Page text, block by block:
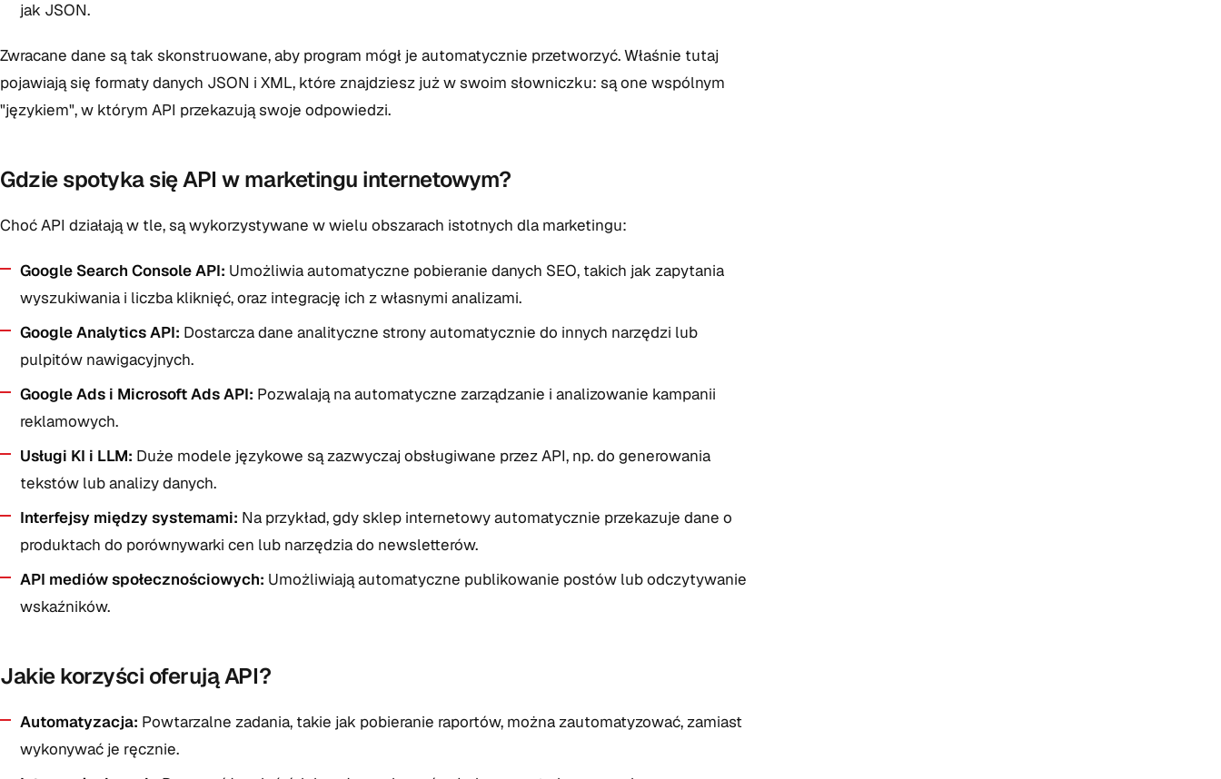
jak JSON.
Zwracane dane są tak skonstruowane, aby program mógł je automatycznie przetworzyć. Właśnie tutaj
pojawiają się formaty danych JSON i XML, które znajdziesz już w swoim słowniczku: są one wspólnym
"językiem", w którym API przekazują swoje odpowiedzi.
Gdzie spotyka się API w marketingu internetowym?
Choć API działają w tle, są wykorzystywane w wielu obszarach istotnych dla marketingu:
Google Search Console API: Umożliwia automatyczne pobieranie danych SEO, takich jak zapytania
wyszukiwania i liczba kliknięć, oraz integrację ich z własnymi analizami.
Google Analytics API: Dostarcza dane analityczne strony automatycznie do innych narzędzi lub
pulpitów nawigacyjnych.
Google Ads i Microsoft Ads API: Pozwalają na automatyczne zarządzanie i analizowanie kampanii
reklamowych.
Usługi KI i LLM: Duże modele językowe są zazwyczaj obsługiwane przez API, np. do generowania
tekstów lub analizy danych.
Interfejsy między systemami: Na przykład, gdy sklep internetowy automatycznie przekazuje dane o
produktach do porównywarki cen lub narzędzia do newsletterów.
API mediów społecznościowych: Umożliwiają automatyczne publikowanie postów lub odczytywanie
wskaźników.
Jakie korzyści oferują API?
Automatyzacja: Powtarzalne zadania, takie jak pobieranie raportów, można zautomatyzować, zamiast
wykonywać je ręcznie.